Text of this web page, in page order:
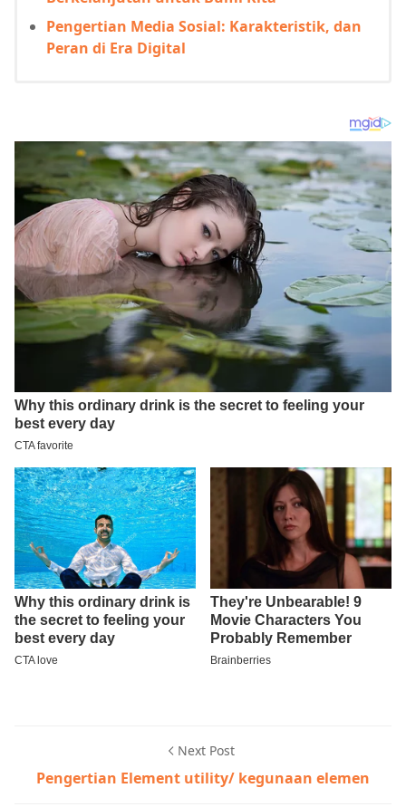
Pengertian Media Sosial: Karakteristik, dan
Peran di Era Digital
Next Post
Pengertian Element utility/ kegunaan elemen